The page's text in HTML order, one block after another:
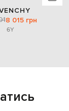
8 015 грн
6Y